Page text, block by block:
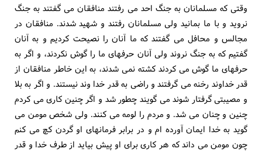
وقتی که مسلمانان به جنگ احد می رفتند منافقان می گفتند به جنگ
نروید و با ما بمانید ولی مسلمانان رفتند و شهید شدند. منافقان در
مجالس و محافل می گفتند که ما آنان را نصیحت کردیم و به آنان
گفتیم که به جنگ نروند ولی آنان حرفهای ما را گوش نکردند، و اگر به
حرفهای ما گوش می کردند کشته نمی شدند، به این خاطر منافقان از
قدر خداوند رخنه می گرفتند و راضی به قدر خدا وند نیستند. و اگر به بلا
و مصیبتی گرفتار شوند می گویند چطور شد و اگر چنین کاری می کردم
چنین و چنان می شد. و مردم را لومه می کنند. ولی شخص مومن می
گوید به خدا ایمان آورده ام و در برابر فرمانهای او گردن کچ می کنم
چون مومن می داند که هر کاری برای او پیش بیاید از طرف خدا و قدر